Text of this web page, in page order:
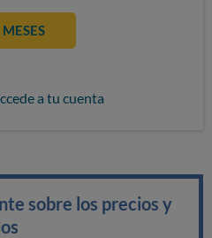
a tu cuenta
sobre los precios y